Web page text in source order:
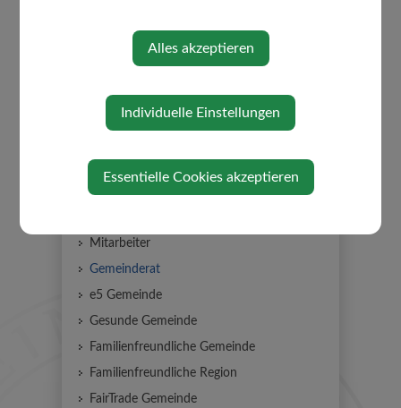
GEMEINDE
Mitarbeiter
Gemeinderat
e5 Gemeinde
Gesunde Gemeinde
Familienfreundliche Gemeinde
Familienfreundliche Region
FairTrade Gemeinde
Alles akzeptieren
Individuelle Einstellungen
Essentielle Cookies akzeptieren